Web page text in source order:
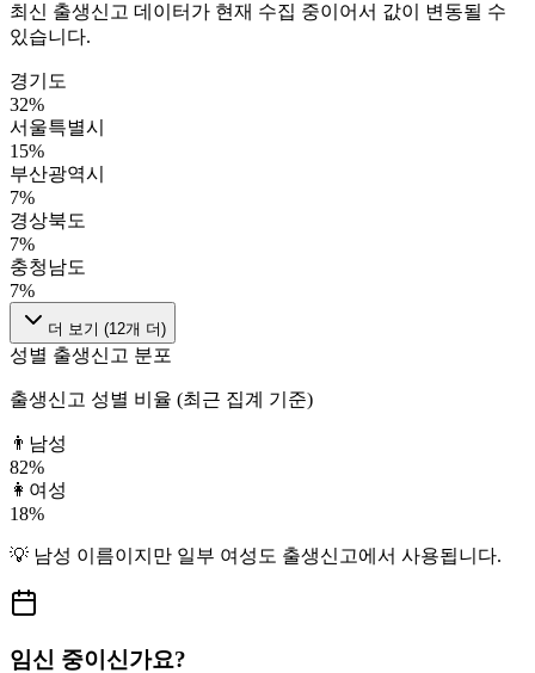
최신 출생신고 데이터가 현재 수집 중이어서 값이 변동될 수
있습니다.
경기도
32%
서울특별시
15%
부산광역시
7%
경상북도
7%
충청남도
7%
더 보기 (12개 더)
성별 출생신고 분포
출생신고 성별 비율 (최근 집계 기준)
👨 남성
82%
👩 여성
18%
💡 남성 이름이지만 일부 여성도 출생신고에서 사용됩니다.
임신 중이신가요?